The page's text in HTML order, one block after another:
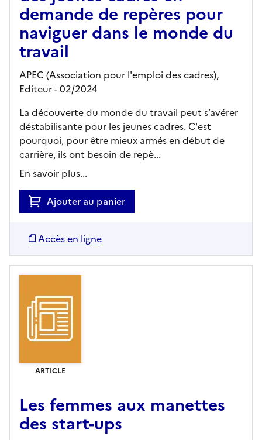
demande de repères pour
naviguer dans le monde du
travail
APEC (Association pour l'emploi des cadres),
Editeur- 02/2024
La découverte du monde du travail peut s’avérer
déstabilisante pour les jeunes cadres. C'est
pourquoi, pour être mieux armés en début de
carrière, ils ont besoin de repè...
En savoir plus...
Ajouter au panier
Accès en ligne
ARTICLE
Les femmes aux manettes
des start-ups